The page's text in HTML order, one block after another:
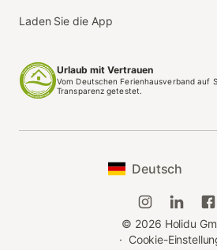
Laden Sie die App
Urlaub mit Vertrauen
Vom Deutschen Ferienhausverband auf
Transparenz getestet.
Deutsch
© 2026 Holidu
· Cookie-